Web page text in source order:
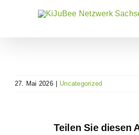
27. Mai 2026 Uncategorized
Teilen Sie diesen